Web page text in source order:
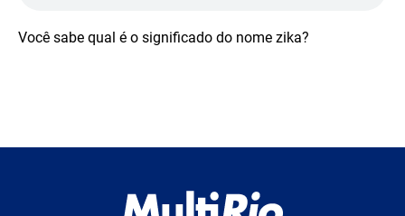
Você sabe qual é o significado do nome zika?